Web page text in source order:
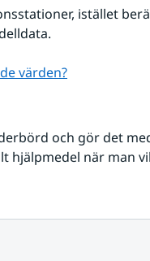
istället
värden?
och gör det
hjälpmedel när man